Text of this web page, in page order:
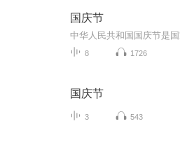
国庆节
8 1726
国庆节
3 543